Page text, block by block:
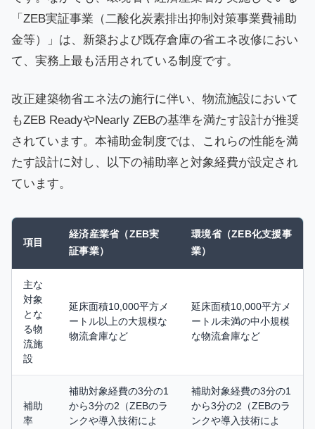
「ZEB実証事業（二酸化炭素排出抑制対策事業費補助
金等）」は、新築および既存倉庫の省エネ改修におい
て、実務上最も活用されている制度です。
改正建築物省エネ法の施行に伴い、物流施設において
もZEB ReadyやNearly ZEBの基準を満たす設計が推奨
されています。本補助金制度では、これらの性能を満
たす設計に対し、以下の補助率と対象経費が設定され
ています。
項目
経済産業省（ZEB実
証事業）
環境省（ZEB化支援事
業）
主な
対象
とな
る物
流施
設
延床面積10,000平方メ
ートル以上の大規模な
物流倉庫など
延床面積10,000平方メ
ートル未満の中小規模
な物流倉庫など
補助
率
補助対象経費の3分の1
から3分の2（ZEBのラ
ンクや導入技術によ
補助対象経費の3分の1
から3分の2（ZEBのラ
ンクや導入技術によ